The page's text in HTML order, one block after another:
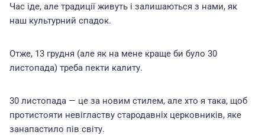
Час іде, але традиції живуть і залишаються з нами, як
наш культурний спадок.
Отже, 13 грудня (але як на мене краще би було 30
листопада) треба пекти калиту.
30 листопада — це за новим стилем, але хто я така, щоб
протистояти невігластву стародавніх церковників, яке
занапастило пів світу.